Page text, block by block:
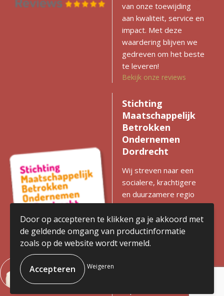
van onze toewijding
aan kwaliteit, service en
impact. Met deze
waardering blijven we
gedreven om het beste
te leveren!
Bekijk onze reviews
Stichting
Maatschappelijk
Betrokken
Ondernemen
Dordrecht
Wij streven naar een
socialere, krachtigere
en duurzamere regio
met gelijke kansen voor
iedereen. Zien we
kansen voor
verbetering? Dan
Door op accepteren te klikken ga je akkoord met
de geldende omgang van productinformatie
zoals op de website wordt vermeld.
Weigeren